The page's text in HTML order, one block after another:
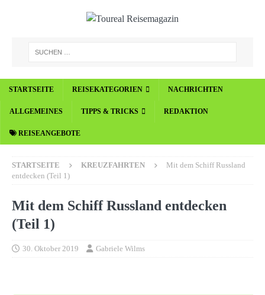
STARTSEITE REISEKATEGORIEN NACHRICHTEN
ALLGEMEINES TIPPS & TRICKS REDAKTION
REISEANGEBOTE
STARTSEITE KREUZFAHRTEN
Mit dem Schiff Russland
entdecken (Teil 1)
Mit dem Schiff Russland entdecken
(Teil 1)
30. Oktober 2019 Gabriele Wilms